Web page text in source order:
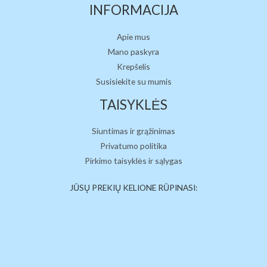
INFORMACIJA
Apie mus
Mano paskyra
Krepšelis
Susisiekite su mumis
TAISYKLĖS
Siuntimas ir grąžinimas
Privatumo politika
Pirkimo taisyklės ir sąlygas
JŪSŲ PREKIŲ KELIONE RŪPINASI: